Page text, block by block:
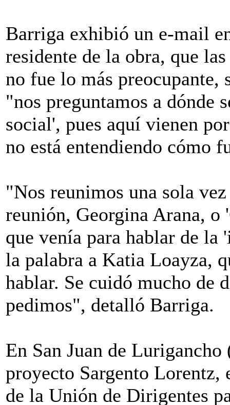
Barriga exhibió un e-mail
residente de la obra, que
no fue lo más
"nos preguntamos a dónde
social', pues aquí vienen
no está entendiendo cómo
"Nos reunimos una sola
reunión, Georgina Arana,
que venía para hablar de
la palabra a Katia Loayza,
hablar. Se cuidó mucho de
pedimos", detalló Barriga.
En San Juan de
proyecto Sargento Lorentz,
de la Unión de Dirigentes